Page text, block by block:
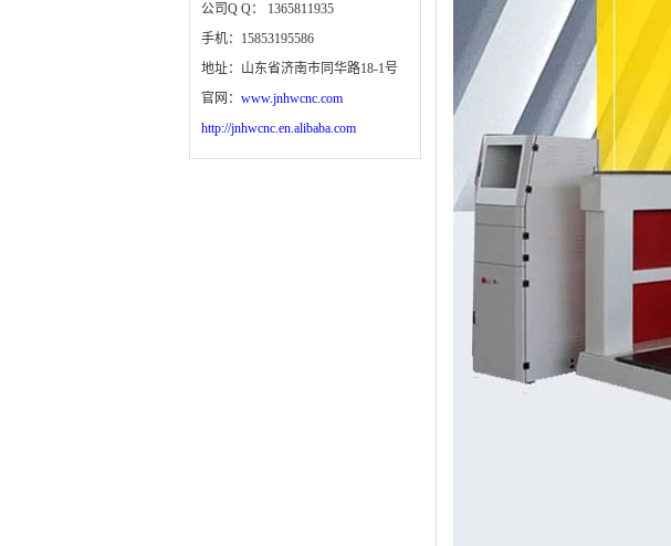
公司Q Q： 1365811935
手机：15853195586
地址：山东省济南市同华路18-1号
官网： www.jnhwcnc.com
http://jnhwcnc.en.alibaba.com